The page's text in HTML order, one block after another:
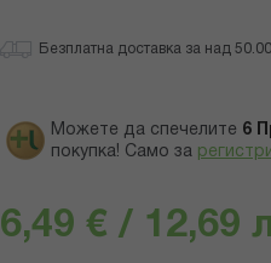
Безплатна доставка за над
Можете да спечелите 6
покупка! Само за
6,49 € / 12,69